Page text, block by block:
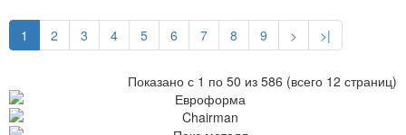
1 2 3 4 5 6 7 8 9 > >|
Показано с 1 по 50 из 586 (всего 12 страниц)